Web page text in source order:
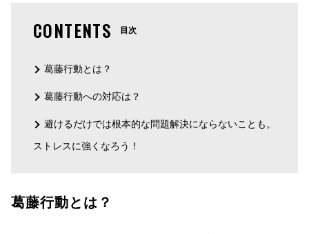
CONTENTS 目次
葛藤行動とは？
葛藤行動への対応は？
避けるだけでは根本的な問題解決にならないことも。
ストレスに強くなろう！
葛藤行動とは？